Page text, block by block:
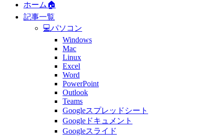
ホーム🏠
記事一覧
💻パソコン
Windows
Mac
Linux
Excel
Word
PowerPoint
Outlook
Teams
Googleスプレッドシート
Googleドキュメント
Googleスライド